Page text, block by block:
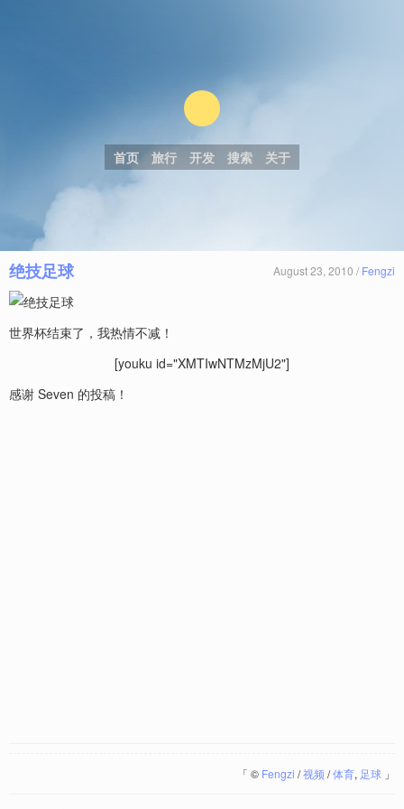
首页 旅行 开发 搜索 关于
绝技足球 August 23, 2010 / Fengzi
世界杯结束了，我热情不减！
[youku id="XMTIwNTMzMjU2"]
感谢 Seven 的投稿！
「 © Fengzi /视频/体育, 足球 」